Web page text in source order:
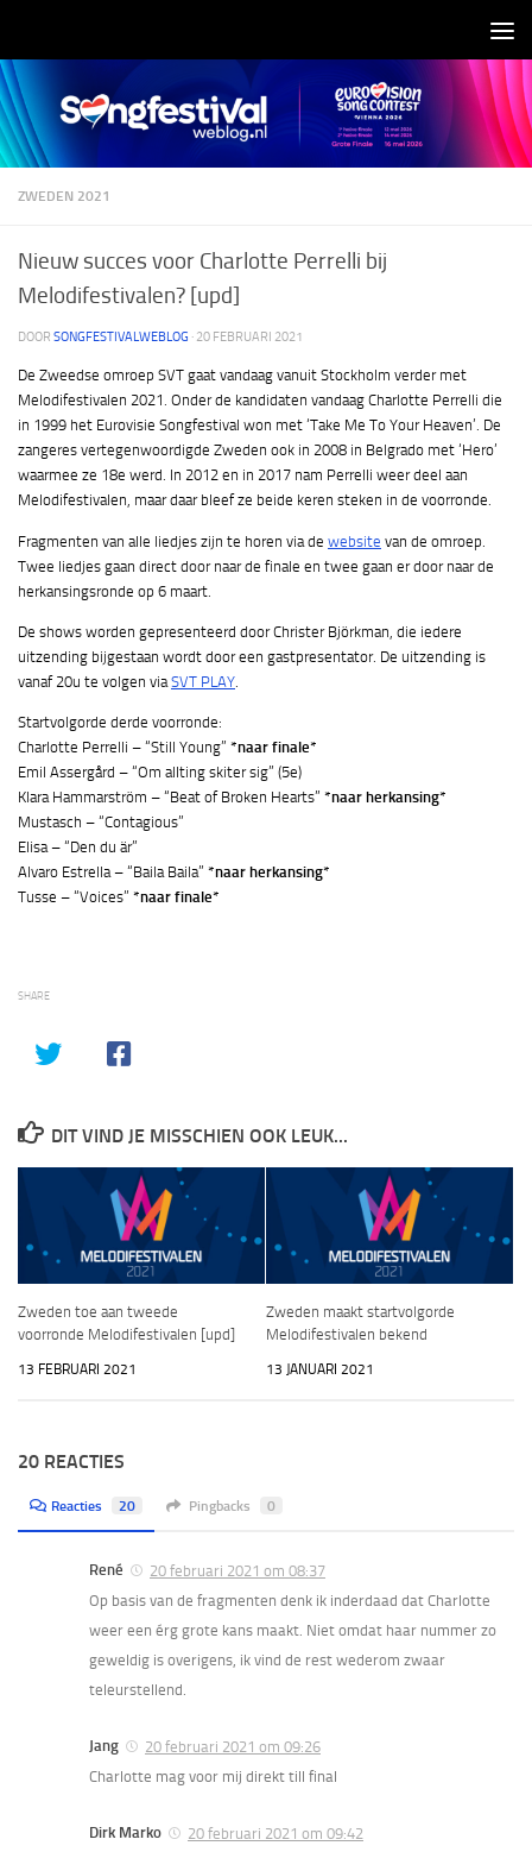
ZWEDEN 2021
Nieuw succes voor Charlotte Perrelli bij
Melodifestivalen? [upd]
DOOR SONGFESTIVALWEBLOG · 20 FEBRUARI 2021
De Zweedse omroep SVT gaat vandaag vanuit Stockholm verder met
Melodifestivalen 2021. Onder de kandidaten vandaag Charlotte Perrelli die
in 1999 het Eurovisie Songfestival won met ‘Take Me To Your Heaven’. De
zangeres vertegenwoordigde Zweden ook in 2008 in Belgrado met ‘Hero’
waarmee ze 18e werd. In 2012 en in 2017 nam Perrelli weer deel aan
Melodifestivalen, maar daar bleef ze beide keren steken in de voorronde.
Fragmenten van alle liedjes zijn te horen via de website van de omroep.
Twee liedjes gaan direct door naar de finale en twee gaan er door naar de
herkansingsronde op 6 maart.
De shows worden gepresenteerd door Christer Björkman, die iedere
uitzending bijgestaan wordt door een gastpresentator. De uitzending is
vanaf 20u te volgen via SVT PLAY
Startvolgorde derde voorronde:
Charlotte Perrelli – “Still Young” *naar finale*
Emil Assergård – “Om allting skiter sig” (5e)
Klara Hammarström – “Beat of Broken Hearts” *naar herkansing*
Mustasch – “Contagious”
Elisa – “Den du är”
Alvaro Estrella – “Baila Baila” *naar herkansing*
Tusse – “Voices” *naar finale*
SHARE
DIT VIND JE MISSCHIEN OOK LEUK...
Zweden toe aan tweede
voorronde Melodifestivalen [upd]
13 FEBRUARI 2021
Zweden maakt startvolgorde
Melodifestivalen bekend
13 JANUARI 2021
20 REACTIES
Reacties 20 Pingbacks 0
René
20 februari 2021 om 08:37
Op basis van de fragmenten denk ik inderdaad dat Charlotte
weer een érg grote kans maakt. Niet omdat haar nummer zo
geweldig is overigens, ik vind de rest wederom zwaar
teleurstellend.
Jang
20 februari 2021 om 09:26
Charlotte mag voor mij direkt till final
Dirk Marko
20 februari 2021 om 09:42